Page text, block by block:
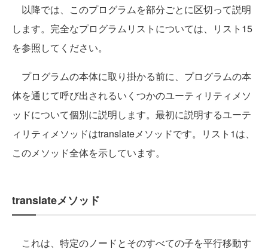
以降では、このプログラムを部分ごとに区切って説明
します。完全なプログラムリストについては、リスト15
を参照してください。
プログラムの本体に取り掛かる前に、プログラムの本
体を通じて呼び出されるいくつかのユーティリティメソ
ッドについて個別に説明します。最初に説明するユーテ
ィリティメソッドはtranslateメソッドです。リスト1は、
このメソッド全体を示しています。
translateメソッド
これは、特定のノードとそのすべての子を平行移動す